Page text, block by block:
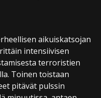
aikuiskatsojan
intensiivisen
terroristien
Toinen toistaan
pitävät pulssin